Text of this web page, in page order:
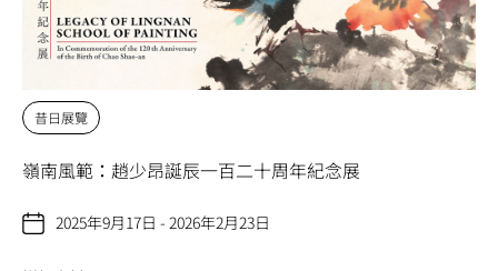
昔日展覽
嶺南風範：趙少昂誕辰一百二十周年紀念展
2025年9月17日 - 2026年2月23日